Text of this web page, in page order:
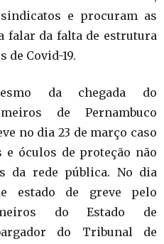
e procuram as
falar da falta de estrutura
de Covid-19.
da chegada do
de Pernambuco
no dia 23 de março caso
e óculos de proteção não
da rede pública. No dia
estado de greve pelo
do Estado de
do Tribunal de